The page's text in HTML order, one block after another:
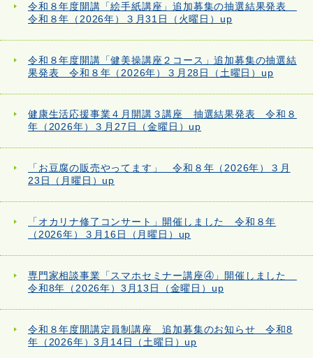
令和８年度開講「絵手紙講座」追加募集の抽選結果発表
令和８年（2026年）３月31日（火曜日）up
令和８年度開講「健美操講座２コース」追加募集の抽選結
果発表 令和８年（2026年）３月28日（土曜日）up
健康生活応援事業４月開講３講座 抽選結果発表 令和８
年（2026年）３月27日（金曜日）up
「お豆腐の販売やってます」 令和８年（2026年）３月
23日（月曜日）up
「オカリナ修了コンサート」開催しました 令和８年
（2026年）３月16日（月曜日）up
専門家相談事業「スマホセミナー講座④」開催しました
令和8年（2026年）3月13日（金曜日）up
令和８年度開講定員制講座 追加募集のお知らせ 令和8
年（2026年）3月14日（土曜日）up